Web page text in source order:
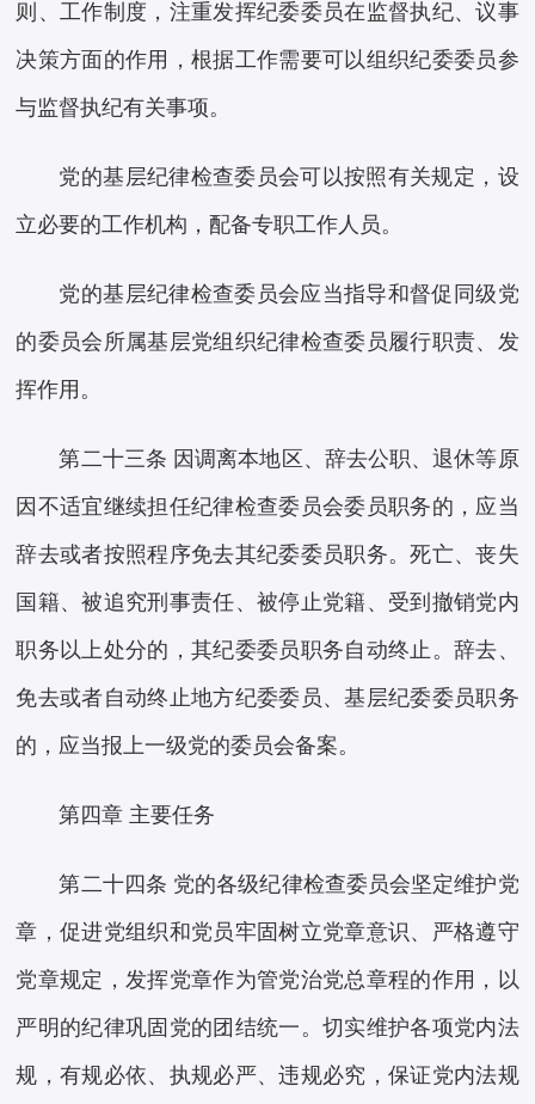
则、工作制度，注重发挥纪委委员在监督执纪、议事
决策方面的作用，根据工作需要可以组织纪委委员参
与监督执纪有关事项。
党的基层纪律检查委员会可以按照有关规定，设
立必要的工作机构，配备专职工作人员。
党的基层纪律检查委员会应当指导和督促同级党
的委员会所属基层党组织纪律检查委员履行职责、发
挥作用。
第二十三条 因调离本地区、辞去公职、退休等原
因不适宜继续担任纪律检查委员会委员职务的，应当
辞去或者按照程序免去其纪委委员职务。死亡、丧失
国籍、被追究刑事责任、被停止党籍、受到撤销党内
职务以上处分的，其纪委委员职务自动终止。辞去、
免去或者自动终止地方纪委委员、基层纪委委员职务
的，应当报上一级党的委员会备案。
第四章 主要任务
第二十四条 党的各级纪律检查委员会坚定维护党
章，促进党组织和党员牢固树立党章意识、严格遵守
党章规定，发挥党章作为管党治党总章程的作用，以
严明的纪律巩固党的团结统一。切实维护各项党内法
规，有规必依、执规必严、违规必究，保证党内法规